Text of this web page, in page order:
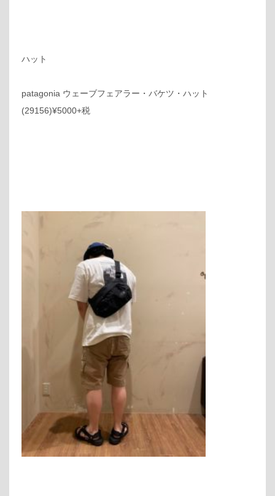
ハット
patagonia ウェーブフェアラー・バケツ・ハット
(29156)¥5000+税